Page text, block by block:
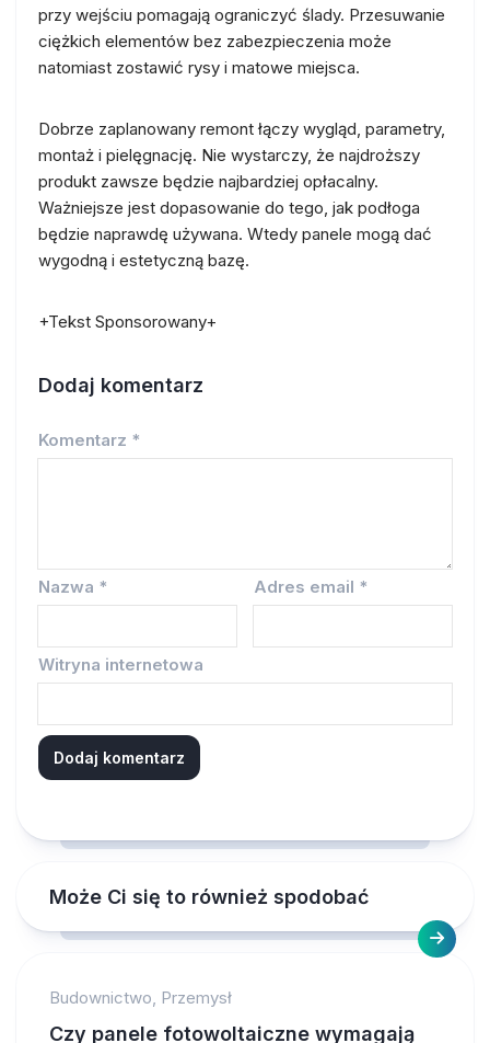
przy wejściu pomagają ograniczyć ślady. Przesuwanie
ciężkich elementów bez zabezpieczenia może
natomiast zostawić rysy i matowe miejsca.
Dobrze zaplanowany remont łączy wygląd, parametry,
montaż i pielęgnację. Nie wystarczy, że najdroższy
produkt zawsze będzie najbardziej opłacalny.
Ważniejsze jest dopasowanie do tego, jak podłoga
będzie naprawdę używana. Wtedy panele mogą dać
wygodną i estetyczną bazę.
+Tekst Sponsorowany+
Dodaj komentarz
Komentarz *
Nazwa * Adres email *
Witryna internetowa
Może Ci się to również spodobać
Budownictwo, Przemysł
Czy panele fotowoltaiczne wymagają